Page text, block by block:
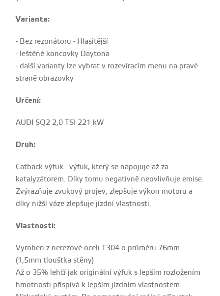
Varianta:
- Bez rezonátoru - Hlasitější
- leštěné koncovky Daytona
- další varianty lze vybrat v rozevíracím menu na pravé
straně obrazovky
Určení:
AUDI SQ2 2,0 TSI 221 kW
Druh:
Catback výfuk - výfuk, který se napojuje až za
katalyzátorem. Díky tomu negativně neovlivňuje emise.
Zvýrazňuje zvukový projev, zlepšuje výkon motoru a
díky nižší váze zlepšuje jízdní vlastnosti.
Vlastnosti:
Vyroben z nerezové oceli T304 o průměru 76mm
(1,5mm tlouštka stěny)
Až o 35% lehčí jak originální výfuk s lepším rozložením
hmotnosti příspívá k lepším jízdním vlastnostem.